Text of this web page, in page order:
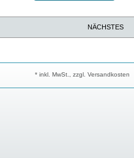
NÄCHSTES
* inkl. MwSt., zzgl. Versandkosten